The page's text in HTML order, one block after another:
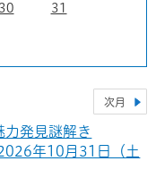
30 31
次月
力発見謎解き
年10月31日（土